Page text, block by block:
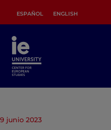
ESPAÑOL ENGLISH
9 junio 2023